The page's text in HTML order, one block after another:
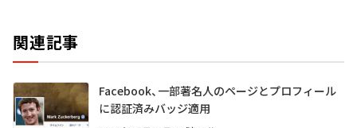
関連記事
Facebook、一部著名人のページとプロフィール
に認証済みバッジ適用